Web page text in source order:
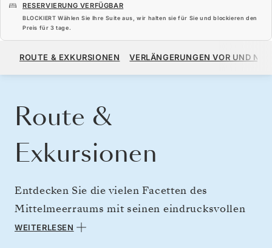
RESERVIERUNG VERFÜGBAR
BLOCKIERT Wählen Sie Ihre Suite aus, wir halten sie für Sie und blockieren den
Preis für 3 tage.
7.440 $
ROUTE & EXKURSIONEN VERLÄNGERUNGEN VOR UND
Route &
Exkursionen
Entdecken Sie die vielen Facetten des
Mittelmeerraums mit seinen eindrucksvollen
Gewässern, die unzählige einzigartige
WEITERLESEN